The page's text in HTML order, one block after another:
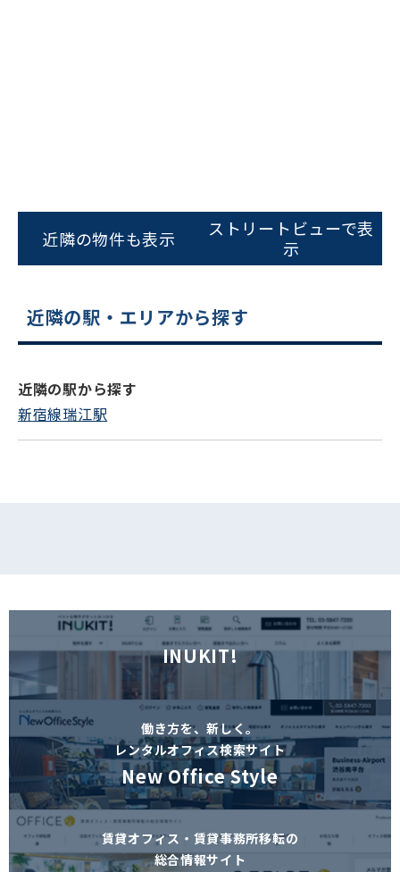
をお伝えいただくと
スムーズにご案内できます
平日 9:00〜18:00
近隣の物件も表示
ストリートビューで表
示
近隣の駅・エリアから探す
近隣の駅から探す
新宿線瑞江駅
INUKIT!
働き方を、新しく。
レンタルオフィス検索サイト
New Office Style
賃貸オフィス・賃貸事務所移転の
総合情報サイト